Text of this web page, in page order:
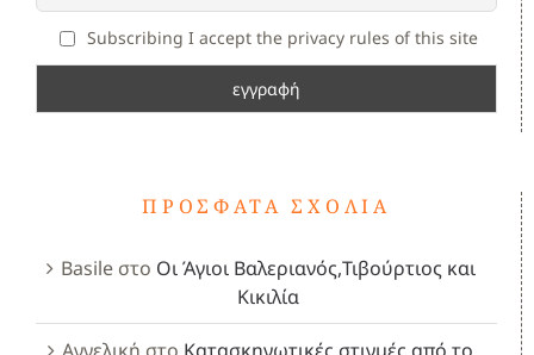
Subscribing I accept the privacy rules of this site
ΠΡΌΣΦΑΤΑ ΣΧΌΛΙΑ
Basileστο Οι Άγιοι Βαλεριανός,Τιβούρτιος και
Κικιλία
Αγγελική στο Κατασκηνωτικές στιγμές από το